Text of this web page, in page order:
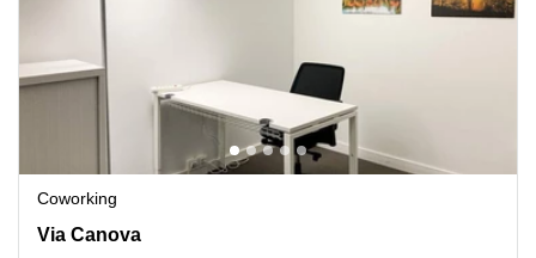
Coworking
Via Canova 15, Lugano
Via Canova